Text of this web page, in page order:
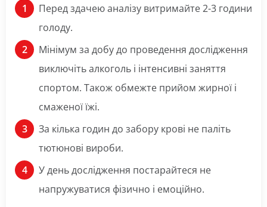
Перед здачею аналізу витримайте 2-3 години
голоду.
Мінімум за добу до проведення дослідження
виключіть алкоголь і інтенсивні заняття
спортом. Також обмежте прийом жирної і
смаженої їжі.
За кілька годин до забору крові не паліть
тютюнові вироби.
У день дослідження постарайтеся не
напружуватися фізично і емоційно.